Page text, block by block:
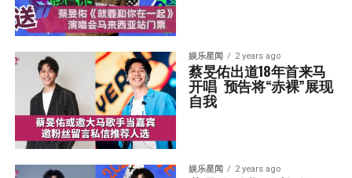
娱乐星闻 2 years ago
蔡旻佑出道18年首来马
开唱  预告将“赤裸”展现
自我
娱乐星闻 2 years ago